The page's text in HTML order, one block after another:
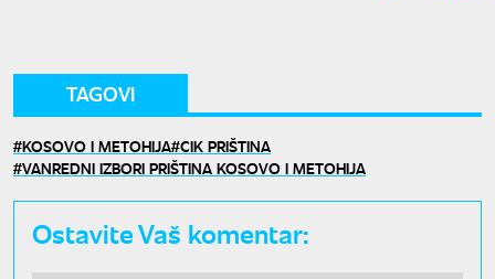
TAGOVI
KOSOVO I METOHIJA CIK PRIŠTINA
VANREDNI IZBORI PRIŠTINA KOSOVO I METOHIJA
Ostavite Vaš komentar: